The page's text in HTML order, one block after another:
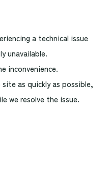
a technical issue
unavailable.
inconvenience.
as quickly as possible,
we resolve the issue.